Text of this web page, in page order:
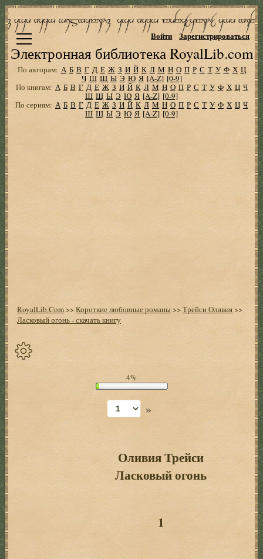
Электронная библиотека RoyalLib.com
Войти Зарегистрироваться
По авторам: А Б В Г Д Е Ж З И Й К Л М Н О П Р С Т У Ф Х Ц
Ч Ш Щ Ы Э Ю Я [A-Z] [0-9]
По книгам: А Б В Г Д Е Ж З И Й К Л М Н О П Р С Т У Ф Х Ц Ч
Ш Щ Ы Э Ю Я [A-Z] [0-9]
По сериям: А Б В Г Д Е Ж З И Й К Л М Н О П Р С Т У Ф Х Ц Ч
Ш Щ Ы Э Ю Я [A-Z] [0-9]
RoyalLib.Com>>Короткие любовные романы>>Трейси Оливия>>
Ласковый огонь - скачать книгу
Оглавление
4%
»
Оливия Трейси
Ласковый огонь
1